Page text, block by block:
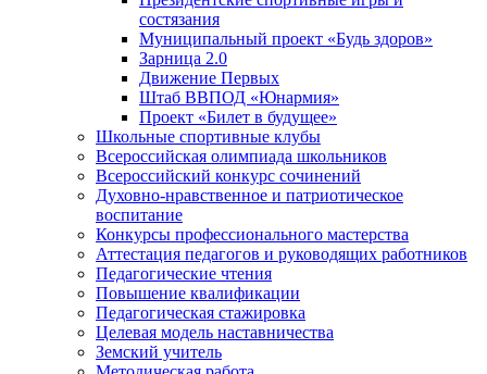
состязания
Муниципальный проект «Будь здоров»
Зарница 2.0
Движение Первых
Штаб ВВПОД «Юнармия»
Проект «Билет в будущее»
Школьные спортивные клубы
Всероссийская олимпиада школьников
Всероссийский конкурс сочинений
Духовно-нравственное и патриотическое
воспитание
Конкурсы профессионального мастерства
Аттестация педагогов и руководящих работников
Педагогические чтения
Повышение квалификации
Педагогическая стажировка
Целевая модель наставничества
Земский учитель